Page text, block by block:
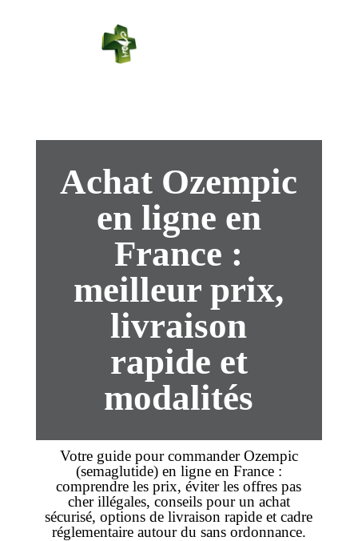
Achat Ozempic
en ligne en
France :
meilleur prix,
livraison
rapide et
modalités
Votre guide pourcommanderOzempic
(semaglutide) en ligneen France :
comprendre lesprix, éviter les offrespas
cherillégales, conseils pour un achat
sécurisé, options delivraison rapide et cadre
réglementaire autour du sans ordonnance.